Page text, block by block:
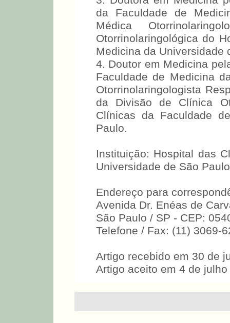
da Faculdade de
Médica
Otorrinolaringológica do
Medicina da Universidade
4. Doutor em Medicina
Faculdade de Medicina
Otorrinolaringologista
da Divisão de Clínica
Clínicas da Faculdade
Paulo.
Instituição: Hospital das
Universidade de São
Endereço para
Avenida Dr. Enéas de
São Paulo / SP - CEP:
Telefone / Fax: (11) 3069-
Artigo recebido em 30 de
Artigo aceito em 4 de